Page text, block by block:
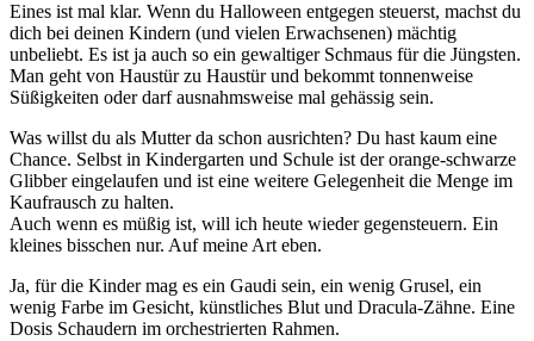
Eines ist mal klar. Wenn du Halloween entgegen steuerst, machst du
dich bei deinen Kindern (und vielen Erwachsenen) mächtig
unbeliebt. Es ist ja auch so ein gewaltiger Schmaus für die Jüngsten.
Man geht von Haustür zu Haustür und bekommt tonnenweise
Süßigkeiten oder darf ausnahmsweise mal gehässig sein.
Was willst du als Mutter da schon ausrichten? Du hast kaum eine
Chance. Selbst in Kindergarten und Schule ist der orange-schwarze
Glibber eingelaufen und ist eine weitere Gelegenheit die Menge im
Kaufrausch zu halten.
Auch wenn es müßig ist, will ich heute wieder gegensteuern. Ein
kleines bisschen nur. Auf meine Art eben.
Ja, für die Kinder mag es ein Gaudi sein, ein wenig Grusel, ein
wenig Farbe im Gesicht, künstliches Blut und Dracula-Zähne. Eine
Dosis Schaudern im orchestrierten Rahmen.